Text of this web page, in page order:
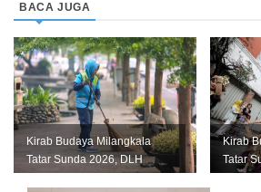
BACA JUGA
Kirab Budaya Milangkala
Tatar Sunda 2026, DLH
Kirab
Tatar